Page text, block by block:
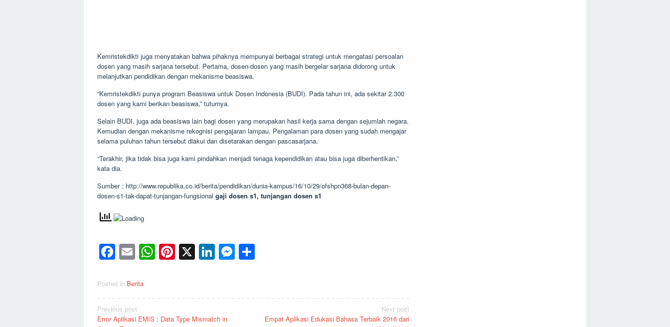
Kemristekdikti juga menyatakan bahwa pihaknya mempunyai berbagai strategi untuk mengatasi persoalan
dosen yang masih sarjana tersebut. Pertama, dosen-dosen yang masih bergelar sarjana didorong untuk
melanjutkan pendidikan dengan mekanisme beasiswa.
“Kemristekdikti punya program Beasiswa untuk Dosen Indonesia (BUDI). Pada tahun ini, ada sekitar 2.300
dosen yang kami berikan beasiswa,” tuturnya.
Selain BUDI, juga ada beasiswa lain bagi dosen yang merupakan hasil kerja sama dengan sejumlah negara.
Kemudian dengan mekanisme rekognisi pengajaran lampau. Pengalaman para dosen yang sudah mengajar
selama puluhan tahun tersebut diakui dan disetarakan dengan pascasarjana.
“Terakhir, jika tidak bisa juga kami pindahkan menjadi tenaga kependidikan atau bisa juga diberhentikan,”
kata dia.
Sumber : http://www.republika.co.id/berita/pendidikan/dunia-kampus/16/10/29/ofshpn368-bulan-depan-
dosen-s1-tak-dapat-tunjangan-fungsional gaji dosen s1, tunjangan dosen s1
Facebook
EmailWhatsApp
Pinterest
X LinkedIn
Messenger
Share
Posted in Berita
Post
Previous post
Error Aplikasi EMIS : Data Type Mismatch in
Next post
Empat Aplikasi Edukasi Bahasa Terbaik 2016 dari